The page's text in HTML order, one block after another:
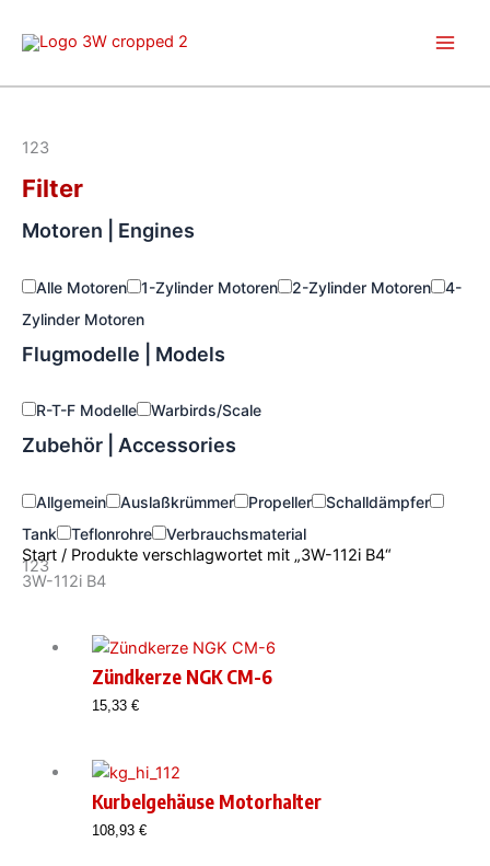
Inhalt
123
Filter
Motoren | Engines
Alle Motoren 1-Zylinder Motoren 2-Zylinder Motoren
4-
Zylinder Motoren
Flugmodelle | Models
R-T-F Modelle Warbirds/Scale
Zubehör | Accessories
Allgemein Auslaßkrümmer Propeller
Schalldämpfer
Tank
Teflonrohre Verbrauchsmaterial
123
Start / Produkte verschlagwortet mit „3W-112i B4“
3W-112i B4
Zündkerze NGK CM-6
15,33 €
Kurbelgehäuse Motorhalter
108,93 €